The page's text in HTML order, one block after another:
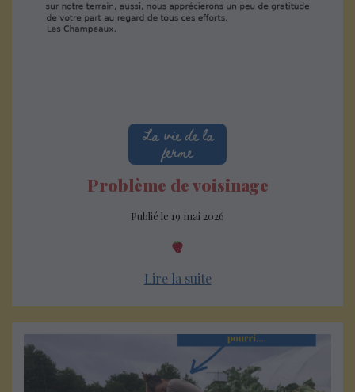
La vie de la
ferme
Problème de voisinage
Publié le 19 mai 2026
Lire la suite